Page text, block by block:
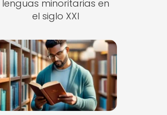
lenguas minoritarias en
el siglo XXI